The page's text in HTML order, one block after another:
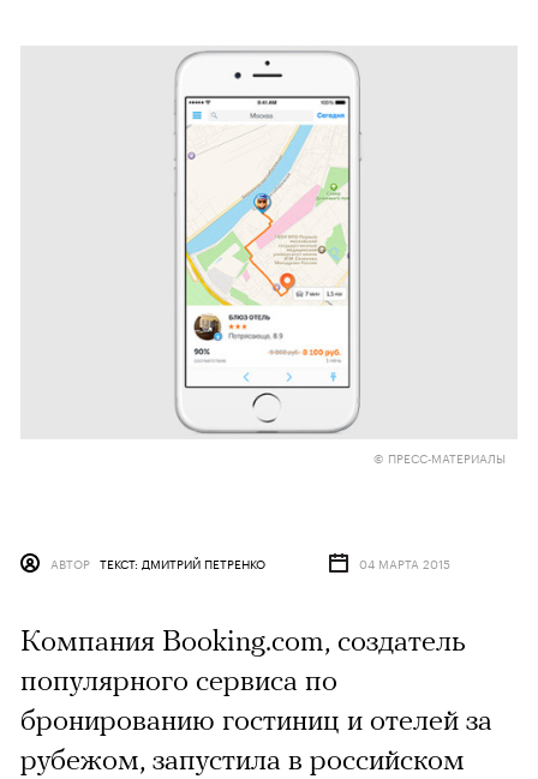
© ПРЕСС-МАТЕРИАЛЫ
АВТОР ТЕКСТ: ДМИТРИЙ ПЕТРЕНКО 04 МАРТА 2015
Компания Booking.com, создатель
популярного сервиса по
бронированию гостиниц и отелей за
рубежом, запустила в российском